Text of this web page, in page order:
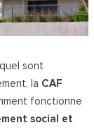
sont
la CAF
fonctionne
social et